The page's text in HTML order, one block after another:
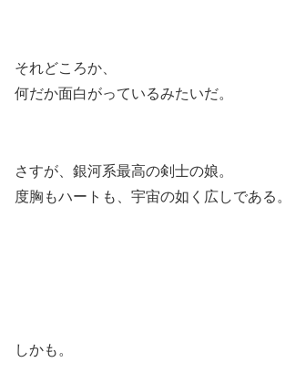
それどころか、
何だか面白がっているみたいだ。
さすが、銀河系最高の剣士の娘。
度胸もハートも、宇宙の如く広しである。
しかも。